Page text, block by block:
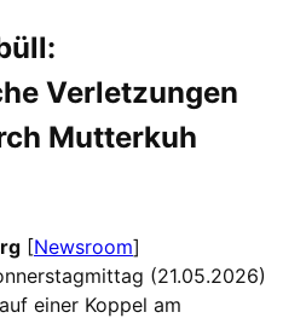
Verletzungen
Mutterkuh
[Newsroom]
(21.05.2026)
einer Koppel am